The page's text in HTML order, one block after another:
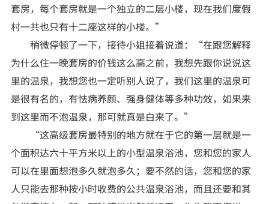
套房，每个套房就是一个独立的二层小楼，现在我们度假
村一共也只有十二座这样的小楼。”
稍微停顿了一下，接待小姐接着说道：“在跟您解释
为什么住一晚套房的价钱这么高之前，我想先跟你说说这
里的温泉，我想您也一定听别人说了，我们这里的温泉可
是很有名的，有怯病养颜、强身健体等多种功效，如果来
到这里而不泡温泉，那可就真是白来了。”
“这高级套房最特别的地方就在于它的第一层就是一
个面积达六十平方米以上的小型温泉浴池，您和您的家人
可以在里面想泡多久就泡多久；要不然的话，您和您的家
人只能去那种按小时收费的公共温泉浴池，而且还要和其